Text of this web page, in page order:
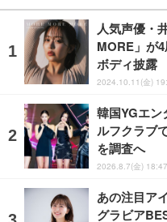
人気声優・
MORE」が
ボディ披露
2024.10.11(金)
韓国YGエ
ルフクラブ
を調査へ
2026.8.7(金) 18:47
あの注目ア
グラビア